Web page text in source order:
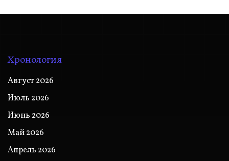
Хронология
Август 2026
Июль 2026
Июнь 2026
Май 2026
Апрель 2026